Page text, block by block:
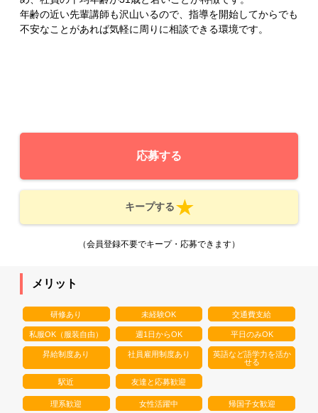
年齢の近い先輩講師も沢山いるので、指導を開始してからでも
不安なことがあれば気軽に周りに相談できる環境です。
応募する
キープする
（会員登録不要でキープ・応募できます）
メリット
研修あり 未経験OK 交通費支給
私服OK（服装自由） 週1日からOK 平日のみOK
昇給制度あり 社員雇用制度あり
英語など語学力を活か
せる
駅近 友達と応募歓迎
理系歓迎 女性活躍中 帰国子女歓迎